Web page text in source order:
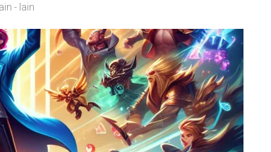
Lain - lain